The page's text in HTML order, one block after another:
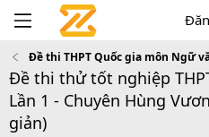
Đề thi THPT Quốc gia môn Ngữ
Đề thi thử tốt nghiệp
Lần 1 - Chuyên Hùng
giản)